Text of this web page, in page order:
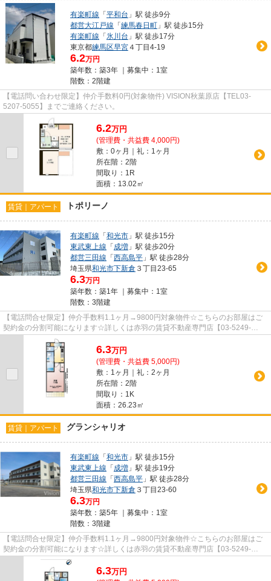
有楽町線 「平和台 」駅 徒歩9分
都営大江戸線 「練馬春日町 」駅 徒歩15分
有楽町線 「氷川台 」駅 徒歩17分
東京都練馬区早宮４丁目4-19
6.2万円
築年数：築3年 ｜募集中： 1室
階数：2階建
【電話問い合わせ限定】仲介手数料0円(対象物件) VISION秋葉原店【TEL03-
5207-5055】までご連絡ください。
6.2万円
(管理費・共益費 4,000円)
敷：0ヶ月｜礼：1ヶ月
所在階：2階
間取り：1R
面積：13.02㎡
賃貸｜アパート トポリーノ
有楽町線 「和光市 」駅 徒歩15分
東武東上線 「成増 」駅 徒歩20分
都営三田線 「西高島平 」駅 徒歩28分
埼玉県和光市下新倉 ３丁目23-65
6.3万円
築年数：築1年 ｜募集中： 1室
階数：3階建
【電話問合せ限定】仲介手数料1.1ヶ月→9800円対象物件☆こちらのお部屋はご
契約金の分割可能になります☆詳しくは赤羽の賃貸不動産専門店【03-5249-
4177】VISION赤羽店までご連絡下さい...
6.3万円
(管理費・共益費 5,000円)
敷：1ヶ月｜礼：2ヶ月
所在階：2階
間取り：1K
面積：26.23㎡
賃貸｜アパート グランシャリオ
有楽町線 「和光市 」駅 徒歩15分
東武東上線 「成増 」駅 徒歩19分
都営三田線 「西高島平 」駅 徒歩28分
埼玉県和光市下新倉 ３丁目23-60
6.3万円
築年数：築5年 ｜募集中： 1室
階数：3階建
【電話問合せ限定】仲介手数料1.1ヶ月→9800円対象物件☆こちらのお部屋はご
契約金の分割可能になります☆詳しくは赤羽の賃貸不動産専門店【03-5249-
4177】VISION赤羽店までご連絡下さい！！
6.3万円